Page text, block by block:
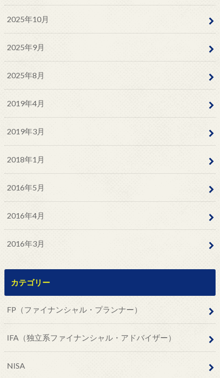
2025年10月
2025年9月
2025年8月
2019年4月
2019年3月
2018年1月
2016年5月
2016年4月
2016年3月
カテゴリー
FP（ファイナンシャル・プランナー）
IFA（独立系ファイナンシャル・アドバイザー）
NISA